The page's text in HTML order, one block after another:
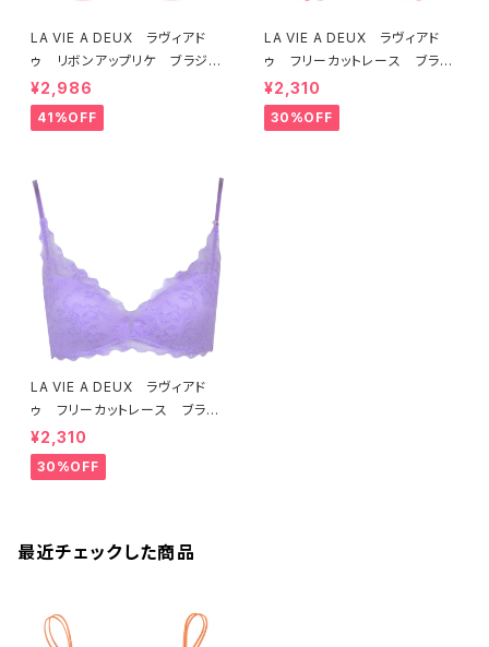
LA VIE A DEUX ラヴィアド
ゥ リボンアップリケ ブラジャ
ー（ラベンダー） 22293 SA
LE セール 送料無料
¥2,986
41%OFF
LA VIE A DEUX ラヴィアド
ゥ フリーカットレース ブラレ
ット ソフトブラ（トマトレッド）2
2457 SALE 送料無料
¥2,310
30%OFF
LA VIE A DEUX ラヴィアド
ゥ フリーカットレース ブラレ
ット ソフトブラ（ラベンダー）22
463 SALE 送料無料
¥2,310
30%OFF
最近チェックした商品